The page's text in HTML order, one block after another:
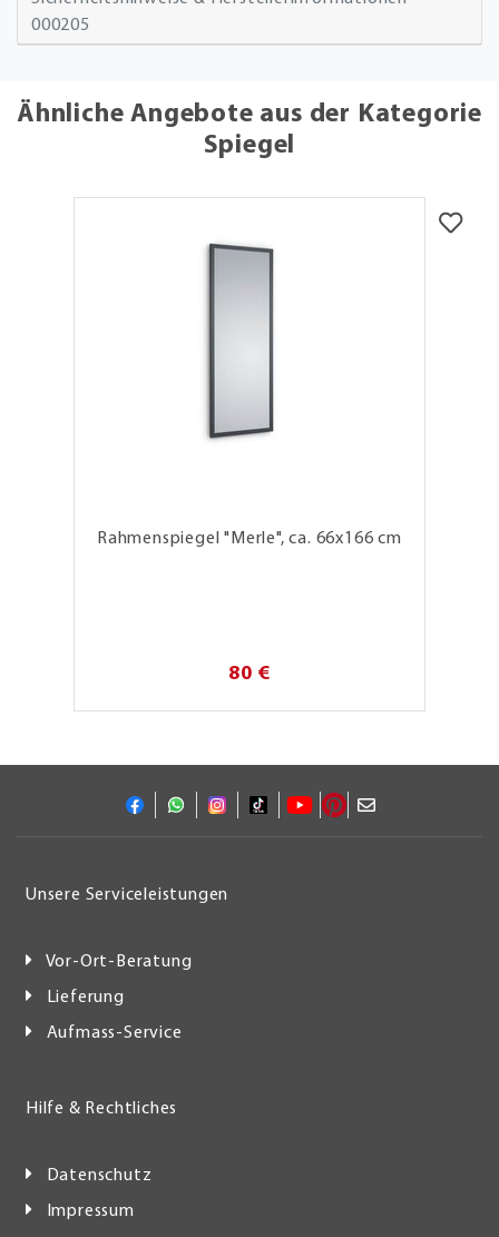
000205
Ähnliche Angebote aus der Kategorie
Spiegel
Rahmenspiegel "Merle", ca. 66x166 cm
80 €
Unsere Serviceleistungen
Vor-Ort-Beratung
Lieferung
Aufmass-Service
Hilfe & Rechtliches
Datenschutz
Impressum